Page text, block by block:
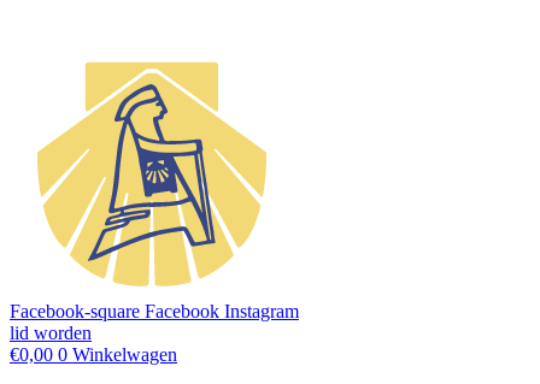
Facebook-square Facebook Instagram
lid worden
€0,00 0 Winkelwagen